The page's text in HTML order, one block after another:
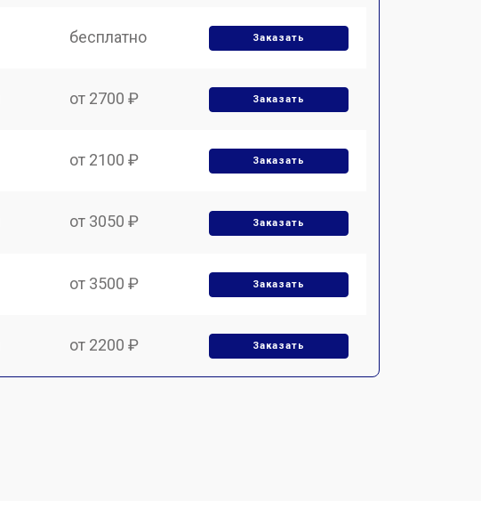
бесплатно Заказать
от 2700 ₽ Заказать
от 2100 ₽ Заказать
от 3050 ₽ Заказать
от 3500 ₽ Заказать
от 2200 ₽ Заказать